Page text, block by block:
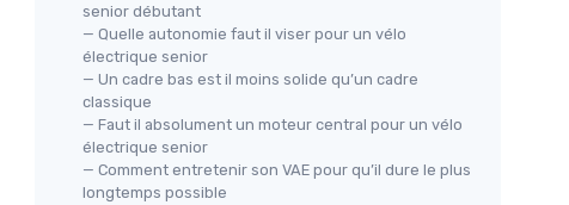
senior débutant
— Quelle autonomie faut il viser pour un vélo
électrique senior
— Un cadre bas est il moins solide qu’un cadre
classique
— Faut il absolument un moteur central pour un vélo
électrique senior
— Comment entretenir son VAE pour qu’il dure le plus
longtemps possible